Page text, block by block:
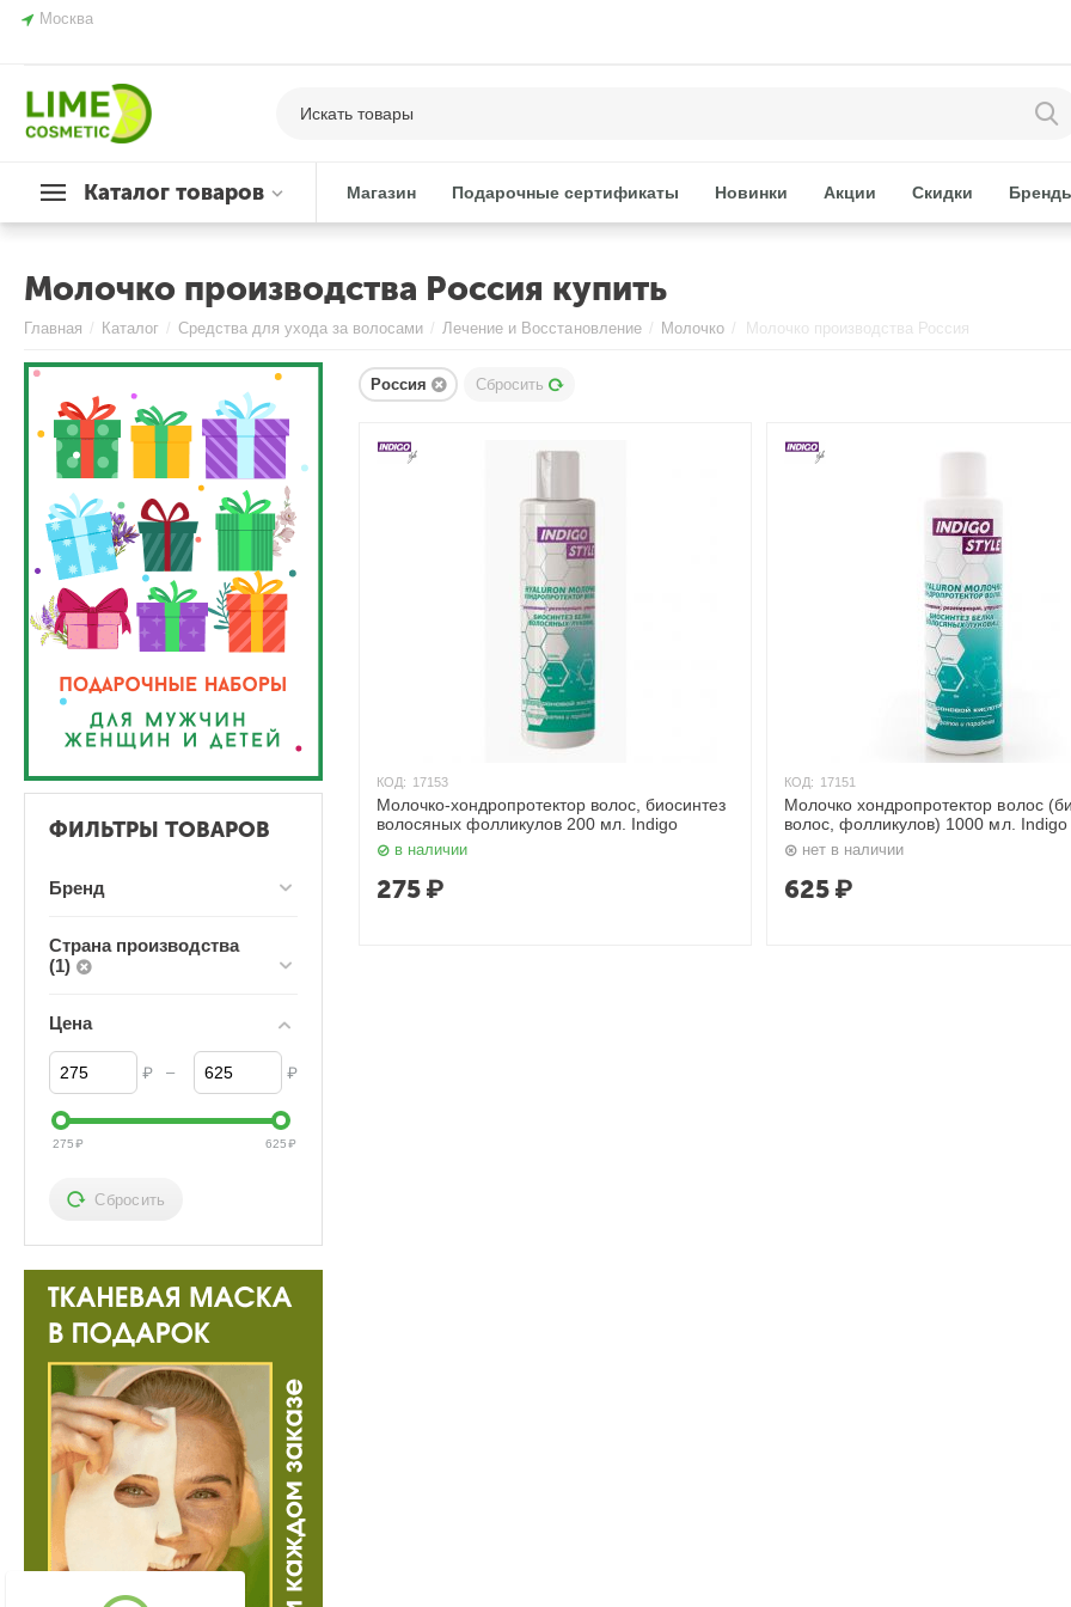
Москва
Каталог товаров Магазин Подарочные сертификаты Новинки Акции Скидки
Молочко производства Россия купить
Главная / Каталог / Средства для ухода за волосами / Лечение и Восстановление / Молочко / Молочко производства Россия
Россия Сбросить
КОД: 17153
Молочко-хондропротектор волос, биосинтез
волосяных фолликулов 200 мл. Indigo
в наличии
275 ₽
КОД: 17151
Молочко хондропротектор волос
волос, фолликулов) 1000 мл. Indigo
нет в наличии
625 ₽
ФИЛЬТРЫ ТОВАРОВ
Бренд
Страна производства
(1)
Цена
₽ – ₽
275₽ 625₽
Сбросить